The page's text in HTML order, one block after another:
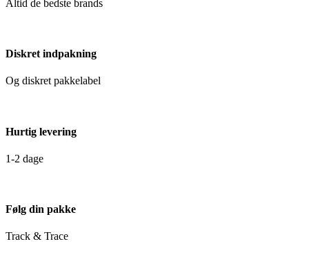
Altid de bedste brands
Diskret indpakning
Og diskret pakkelabel
Hurtig levering
1-2 dage
Følg din pakke
Track & Trace